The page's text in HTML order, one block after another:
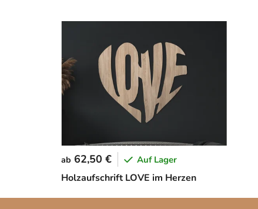
Holzaufschrift LOVE im Herzen
ab 62,50 € Auf Lager